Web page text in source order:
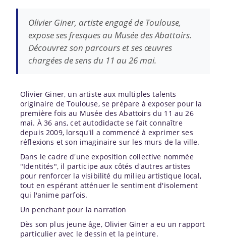
Olivier Giner, artiste engagé de Toulouse,
expose ses fresques au Musée des Abattoirs.
Découvrez son parcours et ses œuvres
chargées de sens du 11 au 26 mai.
Olivier Giner, un artiste aux multiples talents
originaire de Toulouse, se prépare à exposer pour la
première fois au Musée des Abattoirs du 11 au 26
mai. À 36 ans, cet autodidacte se fait connaître
depuis 2009, lorsqu'il a commencé à exprimer ses
réflexions et son imaginaire sur les murs de la ville.
Dans le cadre d'une exposition collective nommée
"Identités", il participe aux côtés d'autres artistes
pour renforcer la visibilité du milieu artistique local,
tout en espérant atténuer le sentiment d'isolement
qui l'anime parfois.
Un penchant pour la narration
Dès son plus jeune âge, Olivier Giner a eu un rapport
particulier avec le dessin et la peinture.